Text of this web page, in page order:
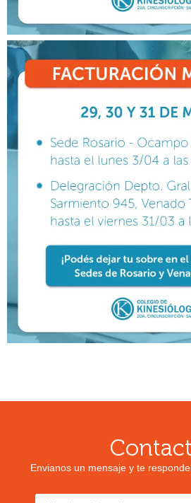
Envianos un mensaje y te